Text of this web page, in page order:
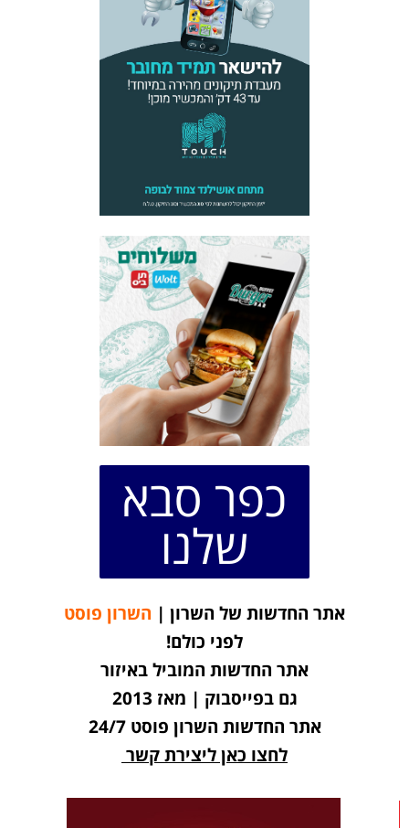
כפר סבא
שלנו
אתר החדשות של השרון | השרון פוסט
לפני כולם!
אתר החדשות המוביל באיזור
גם בפייסבוק | מאז 2013
אתר החדשות השרון פוסט 24/7
לחצו כאן ליצירת קשר